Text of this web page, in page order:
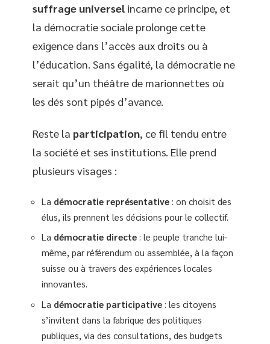
suffrage universel incarne ce principe, et
la démocratie sociale prolonge cette
exigence dans l’accès aux droits ou à
l’éducation. Sans égalité, la démocratie ne
serait qu’un théâtre de marionnettes où
les dés sont pipés d’avance.
Reste la participation, ce fil tendu entre
la société et ses institutions. Elle prend
plusieurs visages :
La démocratie représentative : on choisit des
élus, ils prennent les décisions pour le collectif.
La démocratie directe : le peuple tranche lui-
même, par référendum ou assemblée, à la façon
suisse ou à travers des expériences locales
innovantes.
La démocratie participative : les citoyens
s’invitent dans la fabrique des politiques
publiques, via des consultations, des budgets